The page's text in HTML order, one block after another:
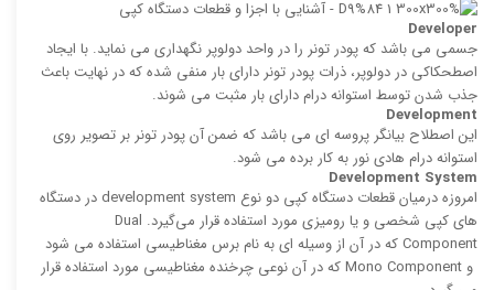
Developer
جسمی می باشد كه پودر تونر را در واحد دولوپر نگهداری می نماید. با ایجاد
اصطحکاکی در دولوپر، ذرات پودر تونر دارای بار منفی شده كه در نهایت باعث
جذب شدن توسط استوانه درام دارای بار مثبت می ‌شوند.
Development
این اصطلاح بیانگر پروسه ‌ای می باشد كه ضمن آن پودر تونر بر تصویر روی
استوانه درام هادی نور به كار‌ برده می ‌شود.
Development System
امروزه درمیان قطعات دستگاه کپی دو نوع development system در دستگاه
های کپی شخصی و یا رومیزی مورد استفاده قرار می‌گیرد. Dual
Component كه در آن از وسیله ای به نام برس مغناطیسی استفاده می‌ شود
و Mono Component كه در آن نوعی چرخنده مغناطیسی مورد استفاده قرار